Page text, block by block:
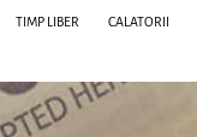
TIMP LIBER CALATORII